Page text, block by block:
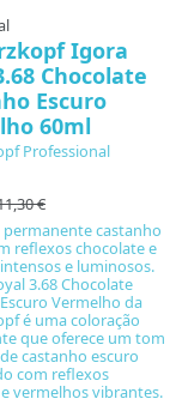
Igora
Chocolate
Escuro
60ml
Professional
€
permanente castanho
reflexos chocolate e
e luminosos.
3.68 Chocolate
Vermelho da
é uma coloração
que oferece um tom
castanho escuro
com reflexos
vermelhos vibrantes.